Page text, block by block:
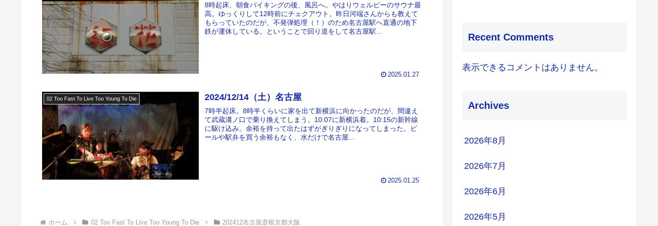
8時起床、朝食バイキングの後、風呂へ。やはりウェルビーのサウナ最
高。ゆっくりして12時前にチェクアウト。昨日河端さんからも教えて
もらっていたのだが、不発弾処理（！）のため名古屋駅へ直通の地下
鉄が運休している。ということで回り道をして名古屋駅...
2025.01.27
02 Too Fast To Live Too Young To Die 2024/12/14（土）名古屋
7時半起床。8時半くらいに家を出て新横浜に向かったのだが、間違え
て武蔵溝ノ口で乗り換えてしまう。10:07に新横浜着。10:15の新幹線
に駆け込み。余裕を持って出たはずがぎりぎりになってしまった。ビ
ールや駅弁を買う余裕もなく、水だけで名古屋...
2025.01.25
ホーム 02 Too Fast To Live Too Young To Die 202412名古屋彦根京都大阪
Recent Comments
表示できるコメントはありません。
Archives
2026年8月
2026年7月
2026年6月
2026年5月